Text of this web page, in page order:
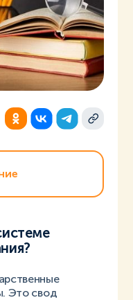
Это свод